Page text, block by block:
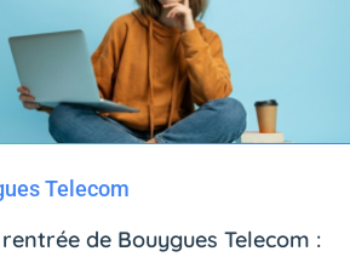
Telecom
de Bouygues Telecom :